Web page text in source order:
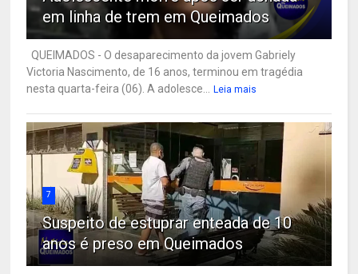
em linha de trem em Queimados
QUEIMADOS - O desaparecimento da jovem Gabriely
Victoria Nascimento, de 16 anos, terminou em tragédia
nesta quarta-feira (06). A adolesce...
Leia mais
7
Suspeito de estuprar enteada de 10
anos é preso em Queimados